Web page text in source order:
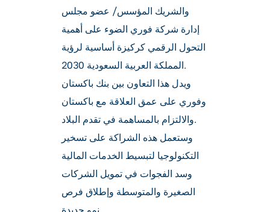
والشريك المؤسس/ عضو مجلس
إدارة شركة فوري الضوء على أهمية
التحول الرقمي كركيزة أساسية لرؤية
المملكة العربية السعودية 2030.
ويدل هذا التعاون بين بنك باكستان
وفوري على عمق العلاقة مع باكستان
والالتزام بالمساهمة في تقدم البلاد.
وستعمل هذه الشراكة على تسخير
التكنولوجيا لتبسيط الخدمات المالية
وسد الفجوات في تمويل الشركات
الصغيرة والمتوسطة وإطلاق فرص
نمو جديدة.